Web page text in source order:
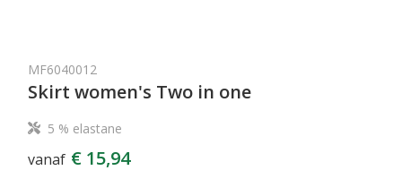
MF6040012
Skirt women's Two in one
5 % elastane
vanaf € 15,94